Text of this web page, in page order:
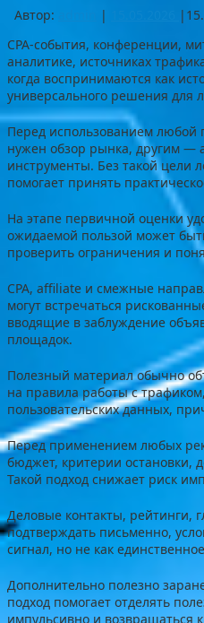
Автор: | |
CPA-события, конференции,
аналитике, источниках
когда воспринимаются как
универсального решения для
Перед использованием любой
нужен обзор рынка, другим —
инструменты. Без такой цели
помогает принять
На этапе первичной оценки
ожидаемой пользой может
проверить ограничения и
CPA, affiliate и смежные
могут встречаться
вводящие в заблуждение
площадок.
Полезный материал обычно
на правила работы с
пользовательских данных,
Перед применением любых
бюджет, критерии остановки,
Такой подход снижает риск
Деловые контакты, рейтинги,
подтверждать письменно,
сигнал, но не как
Дополнительно полезно
подход помогает отделять
импульсивно и возвращаться